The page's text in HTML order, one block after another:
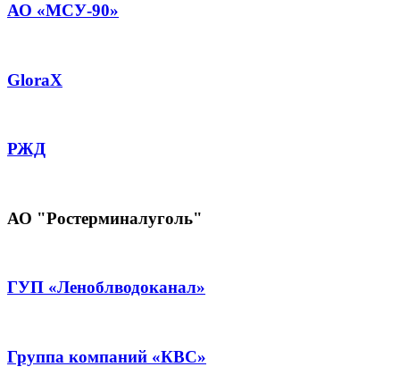
АО «МСУ-90»
GloraX
РЖД
АО "Ростерминалуголь"
ГУП «Леноблводоканал»
Группа компаний «КВС»